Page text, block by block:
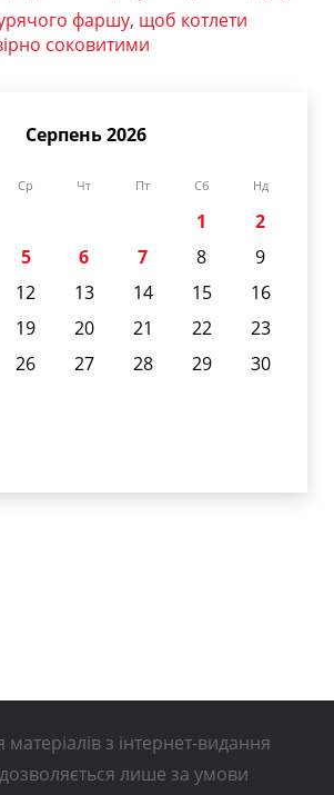
фаршу, щоб котлети
соковитими
Серпень 2026
Ср Чт Пт Сб Нд
1
2
5 6 7 8
9
12 13 14 15
16
19 20 21 22
23
26 27 28 29
30
з інтернет-видання
лише за умови